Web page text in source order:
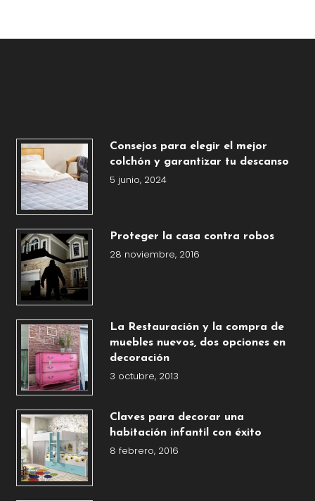
Consejos para elegir el mejor
colchón y garantizar tu descanso
5 junio, 2024
Proteger la casa contra robos
28 noviembre, 2016
La Restauración y la compra de
muebles nuevos, dos opciones en
decoración
3 octubre, 2013
Claves para decorar una
habitación infantil con éxito
8 febrero, 2016